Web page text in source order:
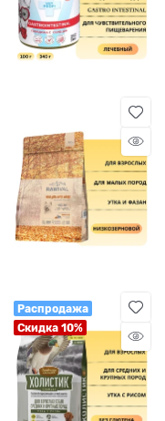
Распродажа
Скидка 10%